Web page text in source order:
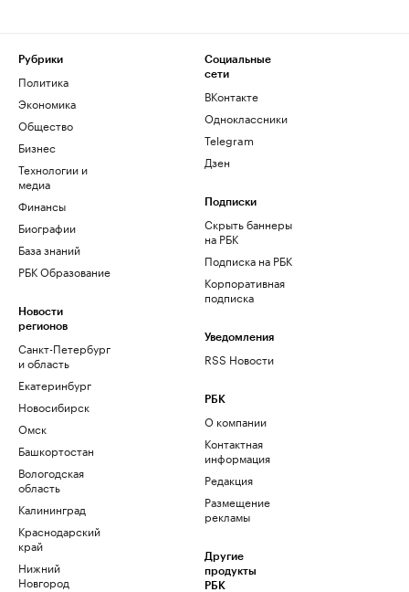
Рубрики
Политика
Экономика
Общество
Бизнес
Технологии и
медиа
Финансы
Биографии
База знаний
РБК Образование
Новости
регионов
Санкт-Петербург
и область
Екатеринбург
Новосибирск
Омск
Башкортостан
Вологодская
область
Калининград
Краснодарский
край
Нижний
Новгород
Социальные
сети
ВКонтакте
Одноклассники
Telegram
Дзен
Подписки
Скрыть баннеры
на РБК
Подписка на РБК
Корпоративная
подписка
Уведомления
RSS Новости
РБК
О компании
Контактная
информация
Редакция
Размещение
рекламы
Другие
продукты
РБК